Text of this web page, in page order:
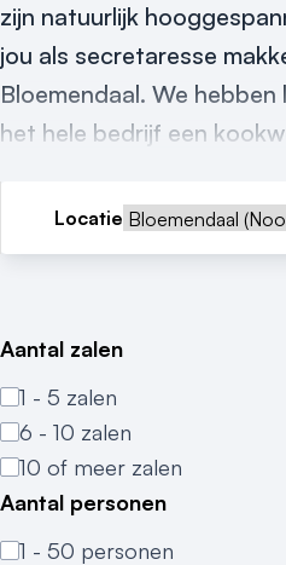
zijn natuurlijk
jou als secretaresse
Bloemendaal. We
het hele bedrijf een
Locatie
Aantal zalen
1 - 5 zalen
6 - 10 zalen
10 of meer zalen
Aantal personen
1 - 50 personen